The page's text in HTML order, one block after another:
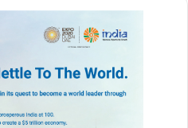
निदेशक को घटना की विभागीय जांच